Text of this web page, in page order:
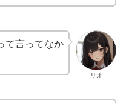
リオ
て言ってなか